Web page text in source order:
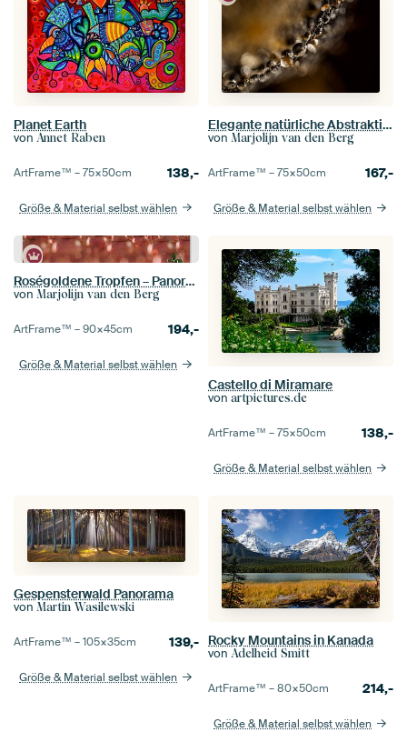
Planet Earth
von Annet Raben
ArtFrame™ –75×50cm 138,-
Größe & Material selbst wählen
Elegante natürliche Abstraktion – eine Linie mit Tropfen
von Marjolijn van den Berg
ArtFrame™ –75×50cm 167,-
Größe & Material selbst wählen
Roségoldene Tropfen – Panorama mit stimmungsvoller Abstraktion
von Marjolijn van den Berg
ArtFrame™ –90×45cm 194,-
Größe & Material selbst wählen
Castello di Miramare
von artpictures.de
ArtFrame™ –75×50cm 138,-
Größe & Material selbst wählen
Gespensterwald Panorama
von Martin Wasilewski
ArtFrame™ –105×35cm 139,-
Größe & Material selbst wählen
Rocky Mountains in Kanada
von Adelheid Smitt
ArtFrame™ –80×50cm 214,-
Größe & Material selbst wählen